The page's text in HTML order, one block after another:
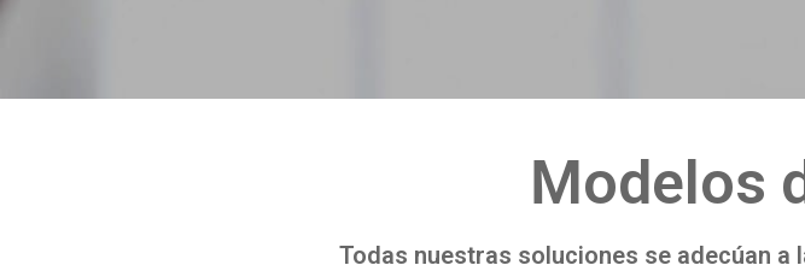
Modelos
Todas nuestras soluciones se adecúan